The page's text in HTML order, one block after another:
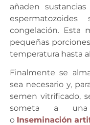
añaden
congelación. Esta
pequeñas
temperatura hasta
Finalmente se
sea necesario y,
semen vitrificado,
someta a
o Inseminación